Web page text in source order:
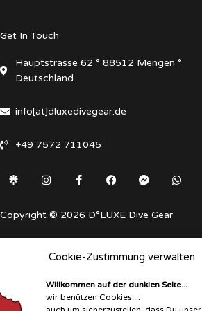
Cookie-Zustimmung verwalten
Willkommen auf der dunklen Seite...
wir benützen Cookies....
Get In Touch
Hauptstrasse 62 ° 88512 Mengen °
Deutschland
info[at]dluxedivegear.de
+49 7572 711045
f
messenger
Copyright © 2026 D°LUXE Dive Gear